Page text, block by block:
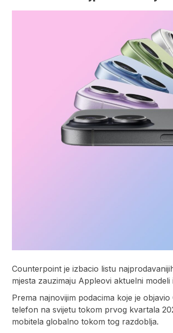
Counterpoint je izbacio listu
mjesta zauzimaju Appleovi aktuelni modeli
Prema najnovijim podacima koje je
telefon na svijetu tokom prvog kvartala
mobitela globalno tokom tog razdoblja.